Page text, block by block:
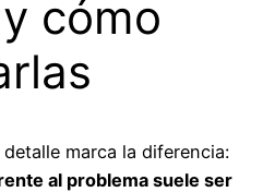
cómo
marca la diferencia:
al problema suele ser